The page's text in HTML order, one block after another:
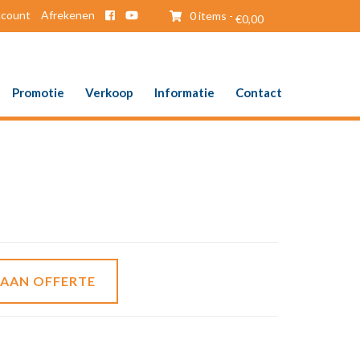
0 items - €0,00
Afrekenen
Promotie Verkoop Informatie Contact
OFFERTE